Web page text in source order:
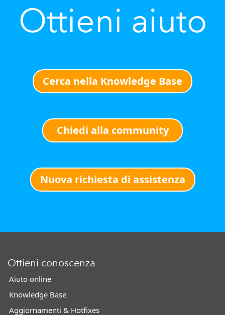
Ottieni aiuto
Cerca nella Knowledge Base
Chiedi alla community
Nuova richiesta di assistenza
Ottieni conoscenza
Aiuto online
Knowledge Base
Aggiornamenti & Hotfixes